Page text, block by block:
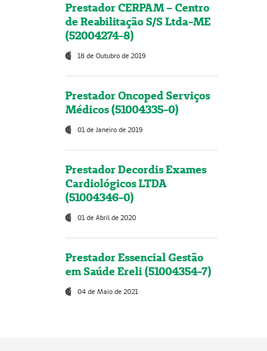
Prestador CERPAM – Centro
de Reabilitação S/S Ltda-ME
(52004274-8)
18 de Outubro de 2019
Prestador Oncoped Serviços
Médicos (51004335-0)
01 de Janeiro de 2019
Prestador Decordis Exames
Cardiológicos LTDA
(51004346-0)
01 de Abril de 2020
Prestador Essencial Gestão
em Saúde Ereli (51004354-7)
04 de Maio de 2021